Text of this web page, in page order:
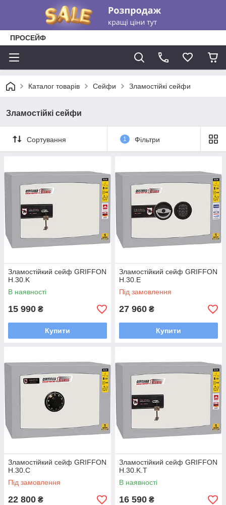
ПРОСЕЙФ
Каталог товарів Сейфи Зламостійкі сейфи
Зламостійкі сейфи
Сортування 1 Фільтри
Зламостійкий сейф GRIFFON
H.30.K
В наявності
15 990 ₴
Купити
Зламостійкий сейф GRIFFON
H.30.E
Під замовлення
27 960 ₴
Купити
Зламостійкий сейф GRIFFON
H.30.C
Під замовлення
22 800 ₴
Зламостійкий сейф GRIFFON
H.30.K.T
В наявності
16 590 ₴